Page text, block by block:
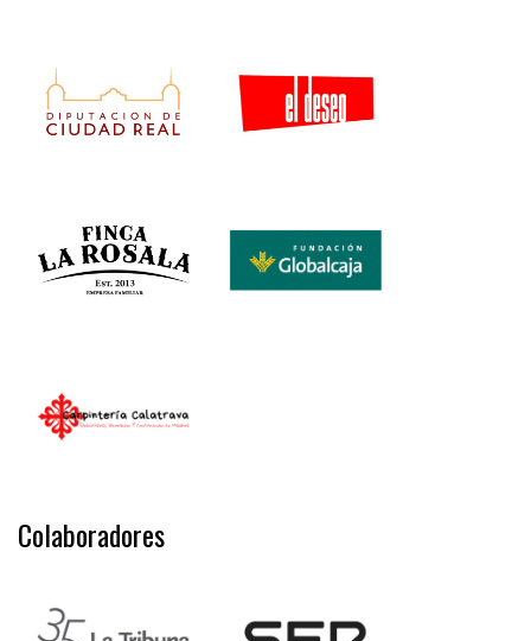
Colaboradores